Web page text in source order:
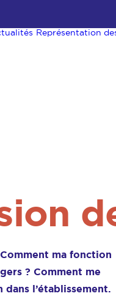
Représentation
ma fonction
? Comment me
l’établissement.